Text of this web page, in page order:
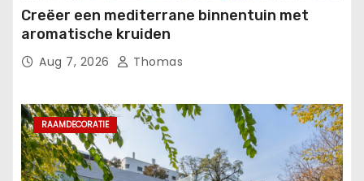
Creëer een mediterrane binnentuin met
aromatische kruiden
Aug 7, 2026 Thomas
RAAMDECORATIE